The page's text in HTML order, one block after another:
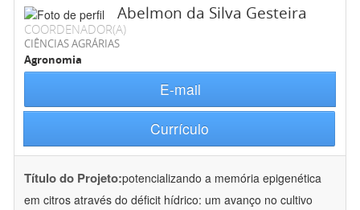
Abelmon da Silva Gesteira
COORDENADOR(A)
CIÊNCIAS AGRÁRIAS
Agronomia
E-mail
Currículo
Título do Projeto:potencializando a memória epigenética
em citros através do déficit hídrico: um avanço no cultivo